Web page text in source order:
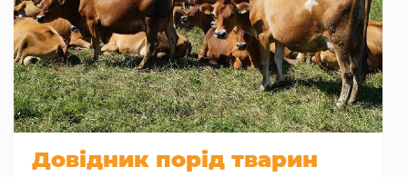
Довідник порід тварин